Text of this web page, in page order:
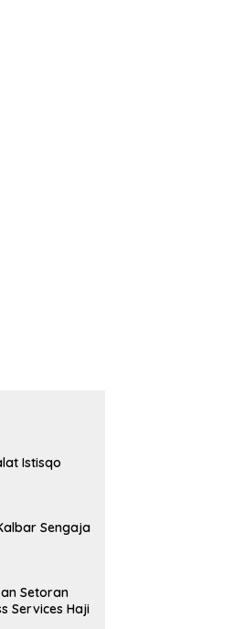
Raya Ditekankan Raih Runner
Up Porprov
Istisqo
Sengaja
Setoran
Services Haji